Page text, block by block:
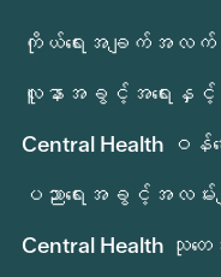
ကိုယ်ရေးအချက်အလက်
လူနာအခွင့်အရေးနှင့် တ
Central Health ဝန်
ပညာရေးအခွင့်အလမ်းမျ
Central Health သုတ